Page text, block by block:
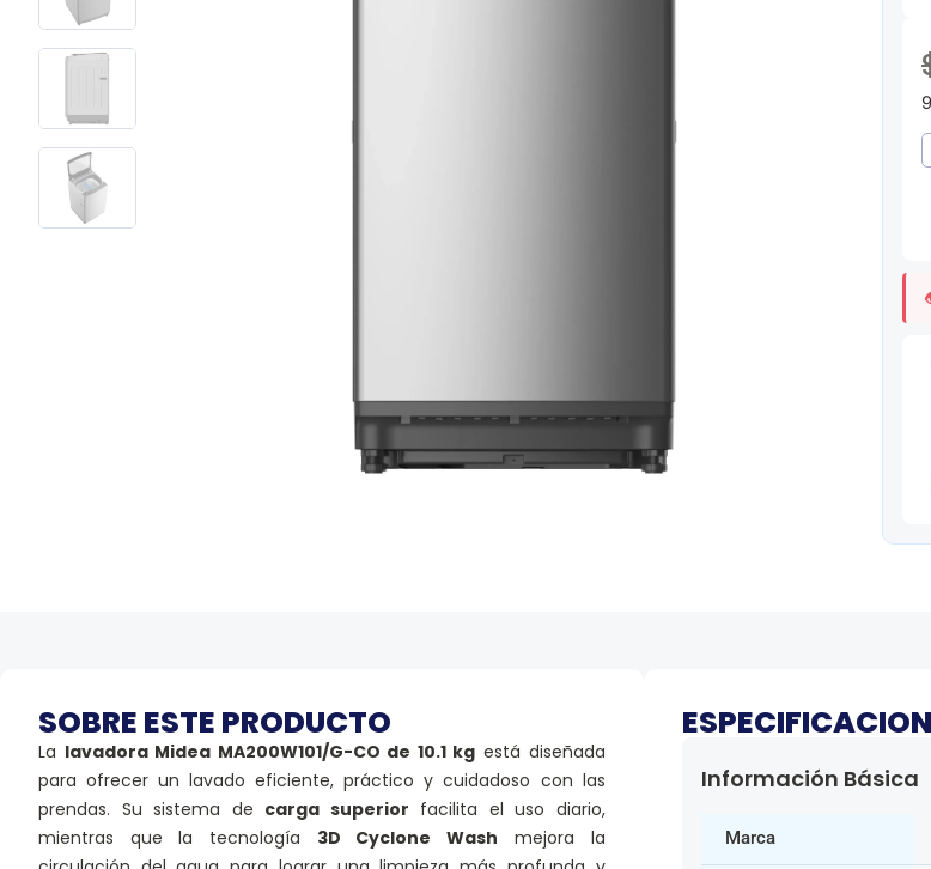
SOBRE ESTE PRODUCTO
La lavadora Midea MA200W101/G-CO de 10.1 kg está diseñada
para ofrecer un lavado eficiente, práctico y cuidadoso con las
prendas. Su sistema de carga superior facilita el uso diario,
mientras que la tecnología 3D Cyclone Wash mejora la
Información Básica
Marca